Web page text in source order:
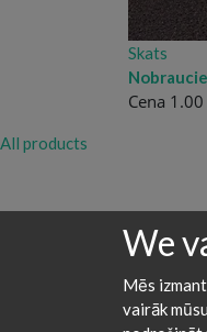
We
Mēs
vairāk
Skats
Cena
All products
Galvenā
2026 ©